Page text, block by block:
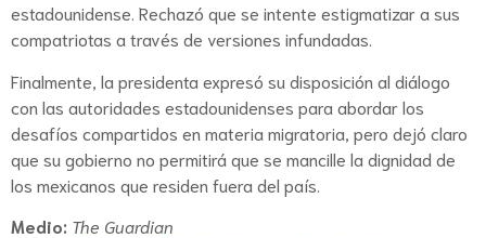
estadounidense. Rechazó que se intente estigmatizar a sus
compatriotas a través de versiones infundadas.
Finalmente, la presidenta expresó su disposición al diálogo
con las autoridades estadounidenses para abordar los
desafíos compartidos en materia migratoria, pero dejó claro
que su gobierno no permitirá que se mancille la dignidad de
los mexicanos que residen fuera del país.
Medio: The Guardian